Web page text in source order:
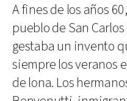
A fines de los años
pueblo de San
gestaba un invento
siempre los veranos
de lona. Los